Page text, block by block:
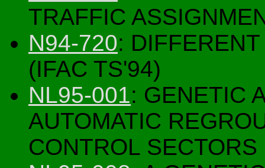
TRAFFIC
N94-720:
(IFAC TS'94)
NL95-001: GENETIC
AUTOMATIC
CONTROL SECTORS